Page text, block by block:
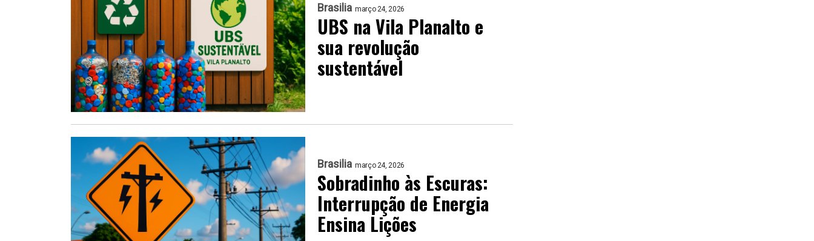
Brasilia março 24, 2026
UBS na Vila Planalto e
sua revolução
sustentável
Brasilia março 24, 2026
Sobradinho às Escuras:
Interrupção de Energia
Ensina Lições